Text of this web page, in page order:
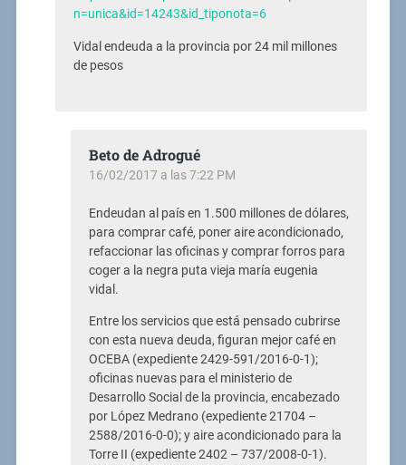
n=unica&id=14243&id_tiponota=6
Vidal endeuda a la provincia por 24 mil millones
de pesos
Beto de Adrogué
16/02/2017 a las 7:22 PM
Endeudan al país en 1.500 millones de dólares,
para comprar café, poner aire acondicionado,
refaccionar las oficinas y comprar forros para
coger a la negra puta vieja maría eugenia
vidal.
Entre los servicios que está pensado cubrirse
con esta nueva deuda, figuran mejor café en
OCEBA (expediente 2429-591/2016-0-1);
oficinas nuevas para el ministerio de
Desarrollo Social de la provincia, encabezado
por López Medrano (expediente 21704 –
2588/2016-0-0); y aire acondicionado para la
Torre II (expediente 2402 – 737/2008-0-1).